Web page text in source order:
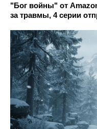
"Бог войны" от
за травмы, 4 серии